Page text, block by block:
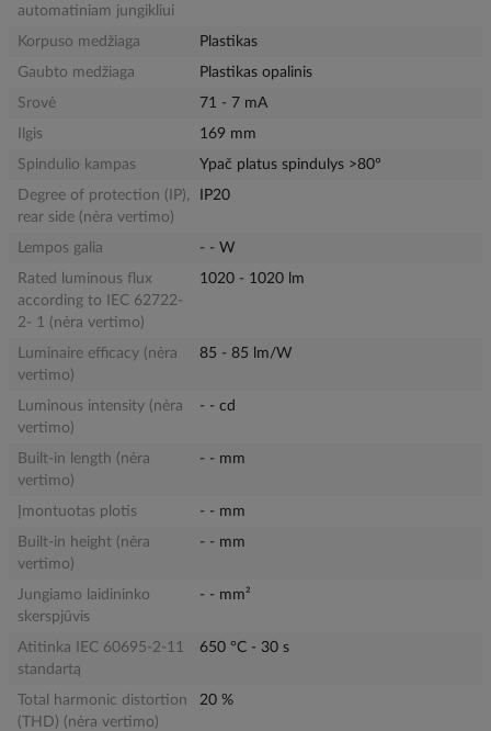
automatiniam jungikliui
Korpuso medžiaga
Plastikas
Gaubto medžiaga
Plastikas opalinis
Srovė
71 - 7 mA
Ilgis
169 mm
Spindulio kampas
Ypač platus spindulys >80°
Degree of protection (IP),
rear side (nėra vertimo)
IP20
Lempos galia
- - W
Rated luminous flux
according to IEC 62722-
2- 1 (nėra vertimo)
1020 - 1020 lm
Luminaire efficacy (nėra
vertimo)
85 - 85 lm/W
Luminous intensity (nėra
vertimo)
- - cd
Built-in length (nėra
vertimo)
- - mm
Įmontuotas plotis
- - mm
Built-in height (nėra
vertimo)
- - mm
Jungiamo laidininko
skerspjūvis
- - mm²
Atitinka IEC 60695-2-11
standartą
650 °C - 30 s
Total harmonic distortion
(THD) (nėra vertimo)
20 %